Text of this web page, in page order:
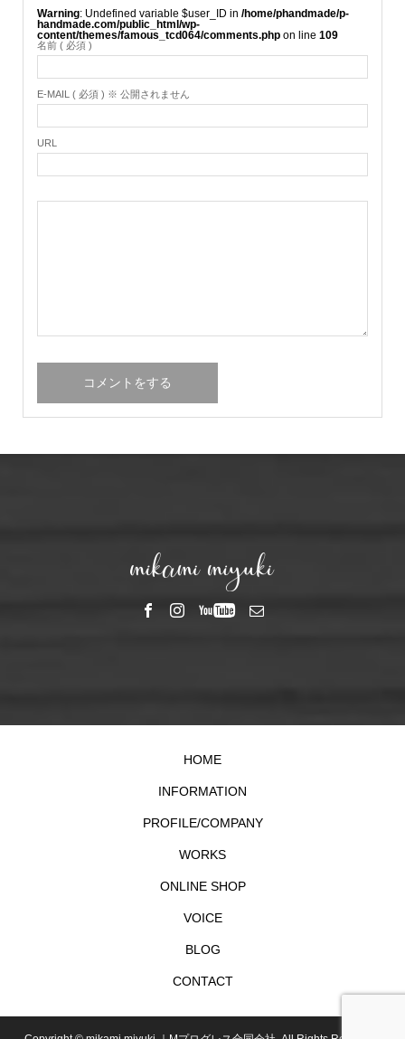
Warning : Undefined variable $user_ID in /home/phandmade/p-
handmade.com/public_html/wp-
content/themes/famous_tcd064/comments.phpon line 109
名前 ( 必須 )
E-MAIL ( 必須 ) ※ 公開されません
URL
HOME
INFORMATION
PROFILE/COMPANY
WORKS
ONLINE SHOP
VOICE
BLOG
CONTACT